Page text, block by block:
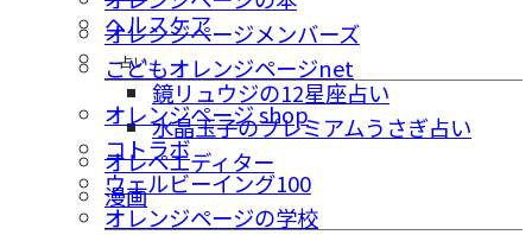
ヘルスケア
占い
鏡リュウジの12星座占い
水晶玉子のプレミアムうさぎ占い
オレペエディター
漫画
オレンジページメンバーズ
こどもオレンジページnet
オレンジページ shop
コトラボ
ウェルビーイング100
オレンジページの学校